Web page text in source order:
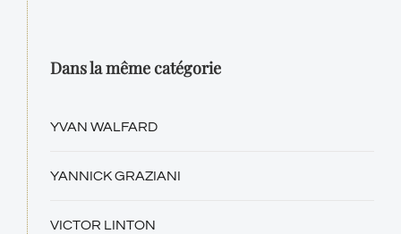
Dans la même catégorie
YVAN WALFARD
YANNICK GRAZIANI
VICTOR LINTON